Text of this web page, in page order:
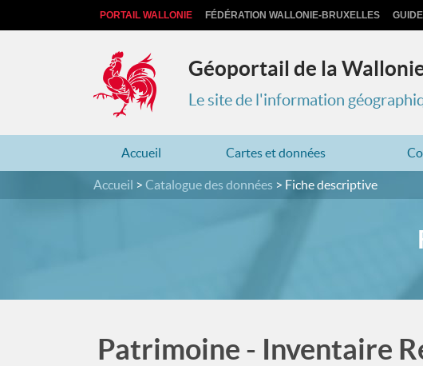
PORTAIL WALLONIE FÉDÉRATION WALLONIE-BRUXELLES
Géoportail de la
Le site de l'information
Accueil Cartes et données
Accueil Catalogue des données Fiche descriptive
Patrimoine - Inventaire